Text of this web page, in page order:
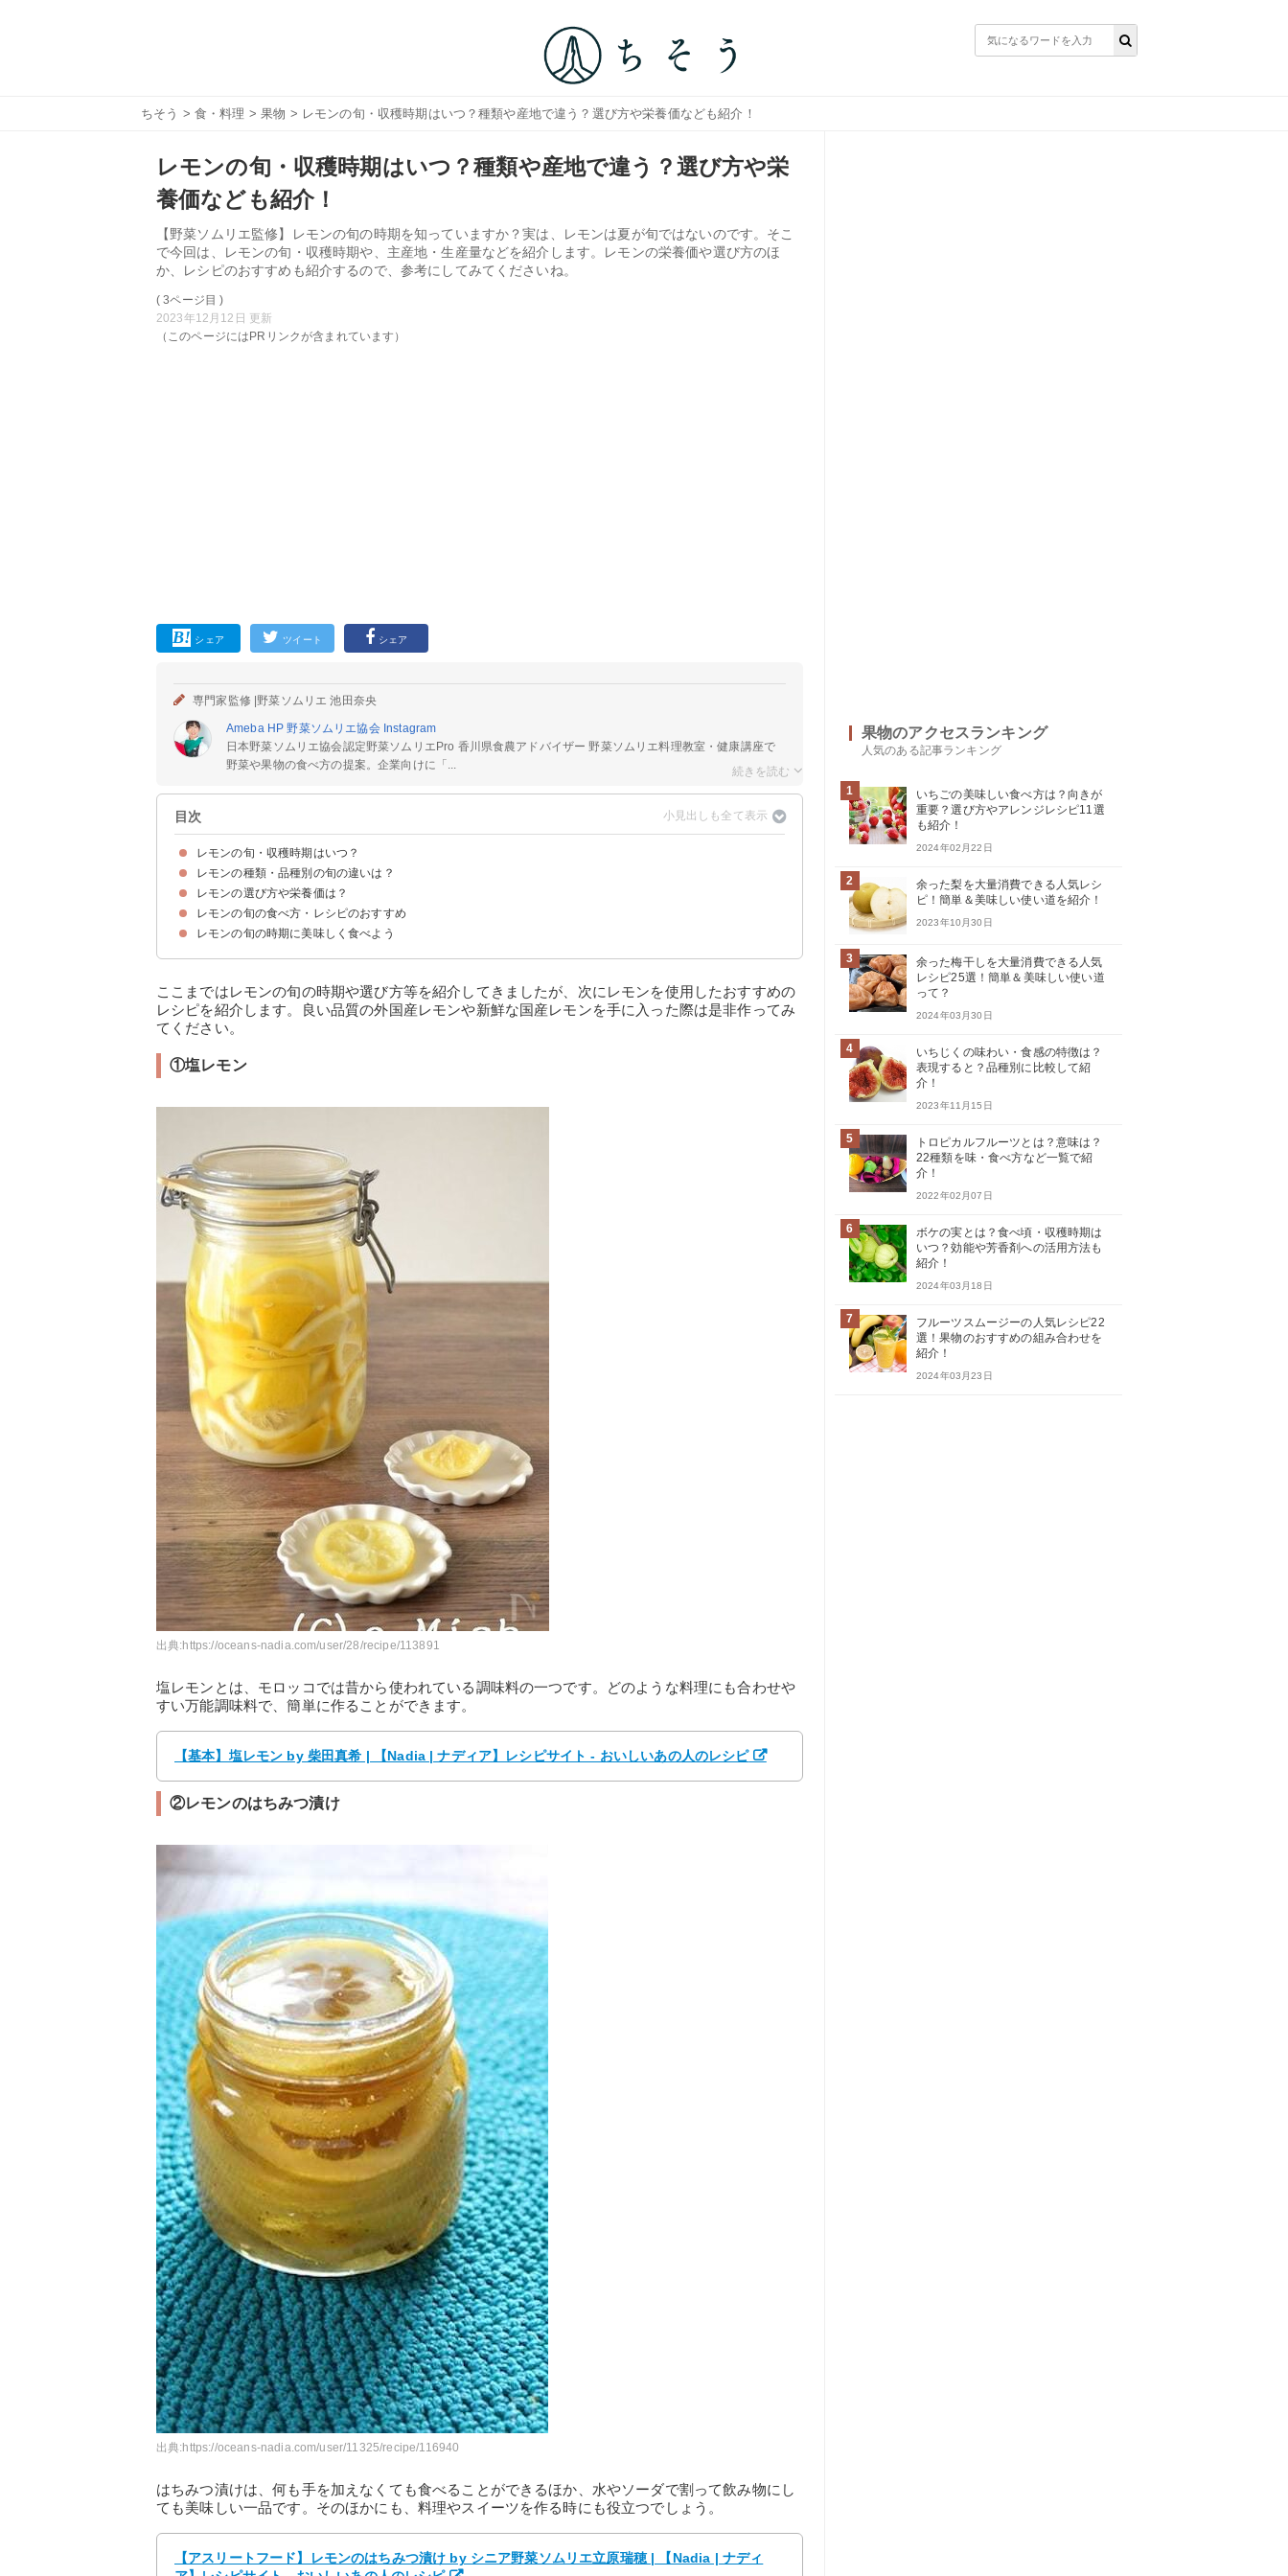
ちそう > 食・料理 >果物 > レモンの旬・収穫時期はいつ？種類や産地で違う？選び方や栄養価なども紹介！
レモンの旬・収穫時期はいつ？種類や産地で違う？選び方や栄
養価なども紹介！
【野菜ソムリエ監修】レモンの旬の時期を知っていますか？実は、レモンは夏が旬ではないのです。そこ
で今回は、レモンの旬・収穫時期や、主産地・生産量などを紹介します。レモンの栄養価や選び方のほ
か、レシピのおすすめも紹介するので、参考にしてみてくださいね。
( 3ページ目 )
2023年12月12日 更新
（このページにはPRリンクが含まれています）
シェア ツイート シェア
専門家監修 | 野菜ソムリエ 池田奈央
Ameba HP 野菜ソムリエ協会 Instagram
日本野菜ソムリエ協会認定野菜ソムリエPro 香川県食農アドバイザー 野菜ソムリエ料理教室・健康講座で
野菜や果物の食べ方の提案。企業向けに「...
目次
レモンの旬・収穫時期はいつ？
国産レモンの旬・収穫時期は12月〜3月あたり
国産レモンの主産地・生産量
レモンの種類・品種別の旬の違いは？
①ユーレカ
②リスボン
③ビラフランカ
④マイヤー
⑤レモネード
⑥璃の香
レモンの選び方や栄養価は？
新鮮なレモンの選び方のポイント
レモンの栄養価・効能
レモンの旬の食べ方・レシピのおすすめ
①塩レモン
②レモンのはちみつ漬け
③レモンの鶏ハム
④ツナと小葱の旨塩レモンやきそば
⑤鯖のめんつゆレモン照り焼き
レモンの旬の時期に美味しく食べよう
ここまではレモンの旬の時期や選び方等を紹介してきましたが、次にレモンを使用したおすすめの
レシピを紹介します。良い品質の外国産レモンや新鮮な国産レモンを手に入った際は是非作ってみ
てください。
①塩レモン
出典:https://oceans-nadia.com/user/28/recipe/113891
塩レモンとは、モロッコでは昔から使われている調味料の一つです。どのような料理にも合わせや
すい万能調味料で、簡単に作ることができます。
【基本】塩レモン by 柴田真希 | 【Nadia | ナディア】レシピサイト - おいしいあの人のレシピ
②レモンのはちみつ漬け
出典:https://oceans-nadia.com/user/11325/recipe/116940
はちみつ漬けは、何も手を加えなくても食べることができるほか、水やソーダで割って飲み物にし
ても美味しい一品です。そのほかにも、料理やスイーツを作る時にも役立つでしょう。
【アスリートフード】レモンのはちみつ漬け by シニア野菜ソムリエ立原瑞穂 | 【Nadia | ナディ
果物のアクセスランキング
人気のある記事ランキング
1
いちごの美味しい食べ方は？向きが
重要？選び方やアレンジレシピ11選
も紹介！
2024年02月22日
2
余った梨を大量消費できる人気レシ
ピ！簡単＆美味しい使い道を紹介！
2023年10月30日
3
余った梅干しを大量消費できる人気
レシピ25選！簡単＆美味しい使い道
って？
2024年03月30日
4
いちじくの味わい・食感の特徴は？
表現すると？品種別に比較して紹
介！
2023年11月15日
5
トロピカルフルーツとは？意味は？
22種類を味・食べ方など一覧で紹
介！
2022年02月07日
6
ボケの実とは？食べ頃・収穫時期は
いつ？効能や芳香剤への活用方法も
紹介！
2024年03月18日
7
フルーツスムージーの人気レシピ22
選！果物のおすすめの組み合わせを
紹介！
2024年03月23日